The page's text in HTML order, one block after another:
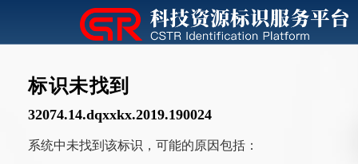
标识未找到
32074.14.dqxxkx.2019.190024
系统中未找到该标识，可能的原因包括：